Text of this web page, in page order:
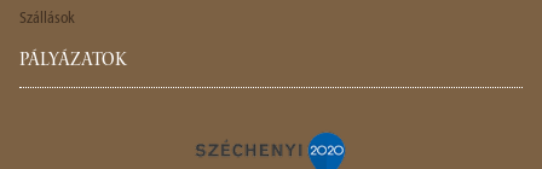
Szállások
PÁLYÁZATOK